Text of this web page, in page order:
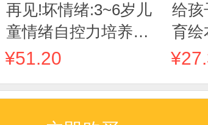
再见!坏情绪:3~6岁儿
童情绪自控力培养绘
本（全八册）
¥51.20
给孩
育绘